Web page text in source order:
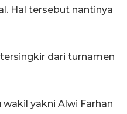
Hal tersebut nantinya
dari turnamen
yakni Alwi Farhan
Putih di